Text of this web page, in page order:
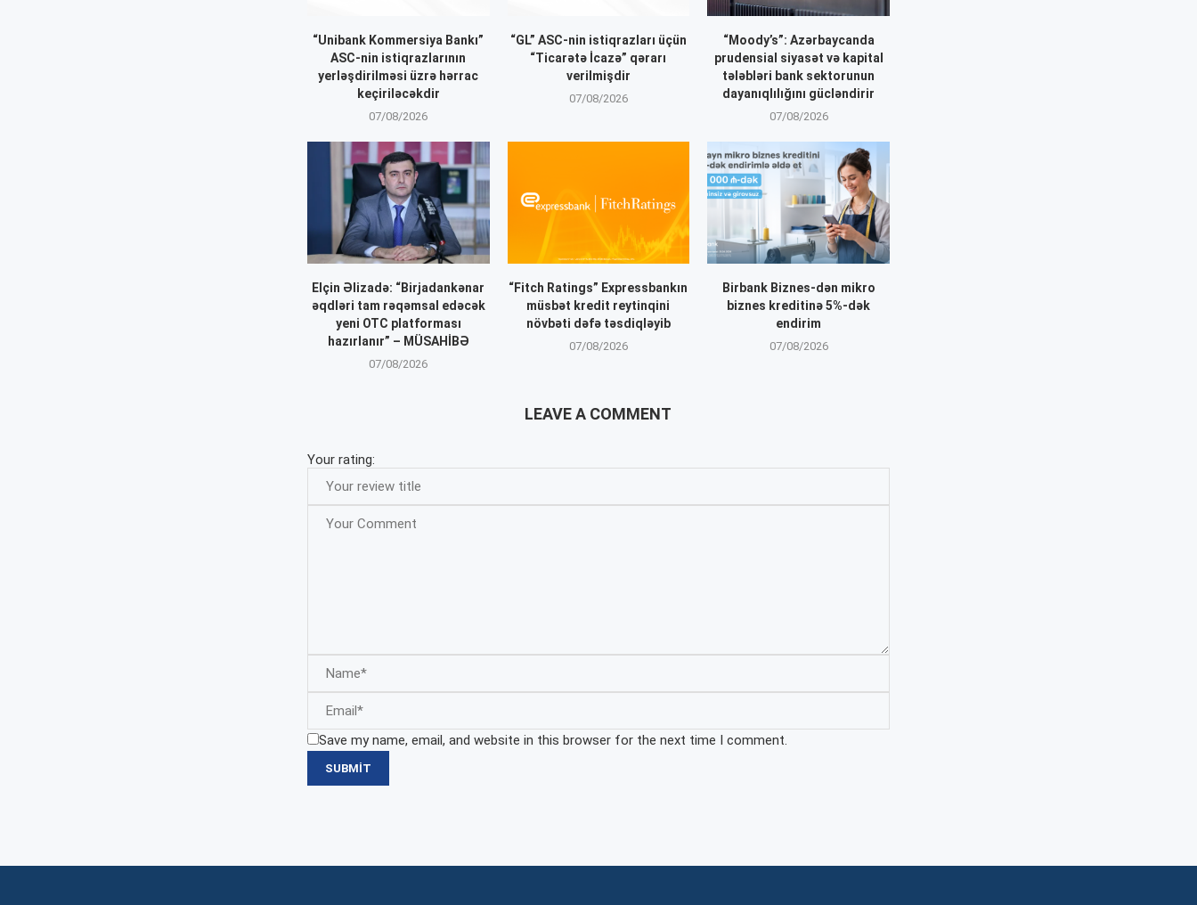
“Unibank Kommersiya Bankı”
ASC-nin istiqrazlarının
yerləşdirilməsi üzrə hərrac
keçiriləcəkdir
07/08/2026
“GL” ASC-nin istiqrazları üçün
“Ticarətə İcazə” qərarı
verilmişdir
07/08/2026
“Moody’s”: Azərbaycanda
prudensial siyasət və kapital
tələbləri bank sektorunun
dayanıqlılığını gücləndirir
07/08/2026
Elçin Əlizadə: “Birjadankənar
əqdləri tam rəqəmsal edəcək
yeni OTC platforması
hazırlanır” – MÜSAHİBƏ
07/08/2026
“Fitch Ratings” Expressbankın
müsbət kredit reytinqini
növbəti dəfə təsdiqləyib
07/08/2026
Birbank Biznes-dən mikro
biznes kreditinə 5%-dək
endirim
07/08/2026
LEAVE A COMMENT
Your rating:
Save my name, email, and website in this browser for the next time I comment.